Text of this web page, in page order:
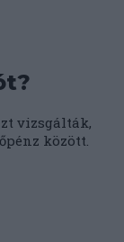
vizsgálták,
között.